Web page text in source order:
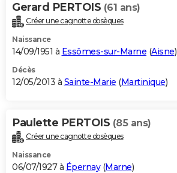
Gerard PERTOIS (61 ans)
Créer une cagnotte obsèques
Naissance
14/09/1951 à Essômes-sur-Marne (Aisne)
Décès
12/05/2013 à Sainte-Marie (Martinique)
Paulette PERTOIS (85 ans)
Créer une cagnotte obsèques
Naissance
06/07/1927 à Épernay(Marne)